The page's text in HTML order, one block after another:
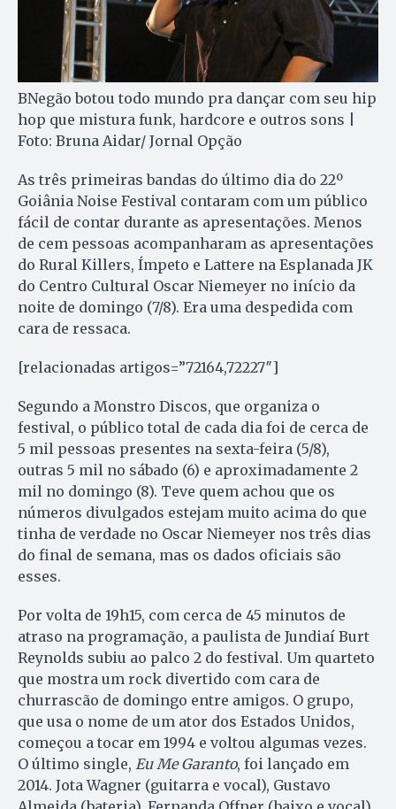
BNegão botou todo mundo pra dançar com seu hip
hop que mistura funk, hardcore e outros sons |
Foto: Bruna Aidar/ Jornal Opção
As três primeiras bandas do último dia do 22º
Goiânia Noise Festival contaram com um público
fácil de contar durante as apresentações. Menos
de cem pessoas acompanharam as apresentações
do Rural Killers, Ímpeto e Lattere na Esplanada JK
do Centro Cultural Oscar Niemeyer no início da
noite de domingo (7/8). Era uma despedida com
cara de ressaca.
[relacionadas artigos=”72164,72227″]
Segundo a Monstro Discos, que organiza o
festival, o público total de cada dia foi de cerca de
5 mil pessoas presentes na sexta-feira (5/8),
outras 5 mil no sábado (6) e aproximadamente 2
mil no domingo (8). Teve quem achou que os
números divulgados estejam muito acima do que
tinha de verdade no Oscar Niemeyer nos três dias
do final de semana, mas os dados oficiais são
esses.
Por volta de 19h15, com cerca de 45 minutos de
atraso na programação, a paulista de Jundiaí Burt
Reynolds subiu ao palco 2 do festival. Um quarteto
que mostra um rock divertido com cara de
churrascão de domingo entre amigos. O grupo,
que usa o nome de um ator dos Estados Unidos,
começou a tocar em 1994 e voltou algumas vezes.
O último single, Eu Me Garanto, foi lançado em
2014. Jota Wagner (guitarra e vocal), Gustavo